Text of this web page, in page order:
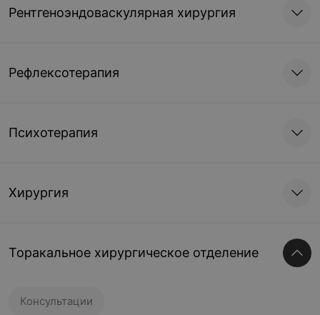
Рентгеноэндоваскулярная хирургия
Рефлексотерапия
Психотерапия
Хирургия
Торакальное хирургическое отделение
Консультации